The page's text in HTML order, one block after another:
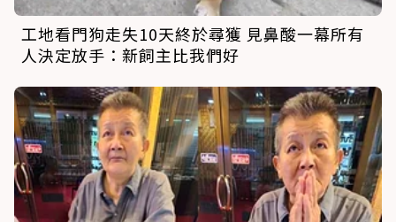
工地看門狗走失10天終於尋獲 見鼻酸一幕所有
人決定放手：新飼主比我們好